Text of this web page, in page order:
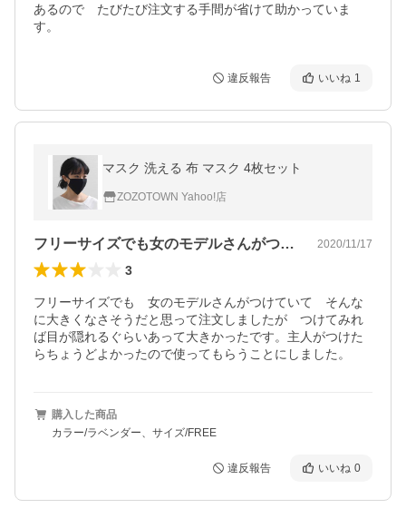
あるので　たびたび注文する手間が省けて助かっていま
す。
違反報告 いいね 1
マスク 洗える 布 マスク 4枚セット
ZOZOTOWN Yahoo!店
フリーサイズでも女のモデルさんがつけて… 2020/11/17
3
フリーサイズでも　女のモデルさんがつけていて　そんな
に大きくなさそうだと思って注文しましたが　つけてみれ
ば目が隠れるぐらいあって大きかったです。主人がつけた
らちょうどよかったので使ってもらうことにしました。
購入した商品
カラー/ラベンダー、サイズ/FREE
違反報告 いいね 0